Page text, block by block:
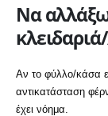
Να
Αν το φύλλο/κάσα
αντικατάσταση
έχει νόημα.